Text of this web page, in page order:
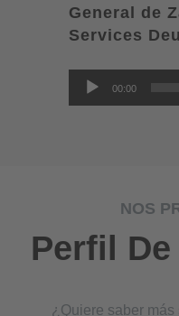
General de
Services
Reproductor
00:00
NOS
Perfil
¿Quiere saber